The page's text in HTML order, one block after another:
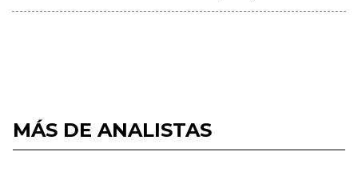
MÁS DE ANALISTAS